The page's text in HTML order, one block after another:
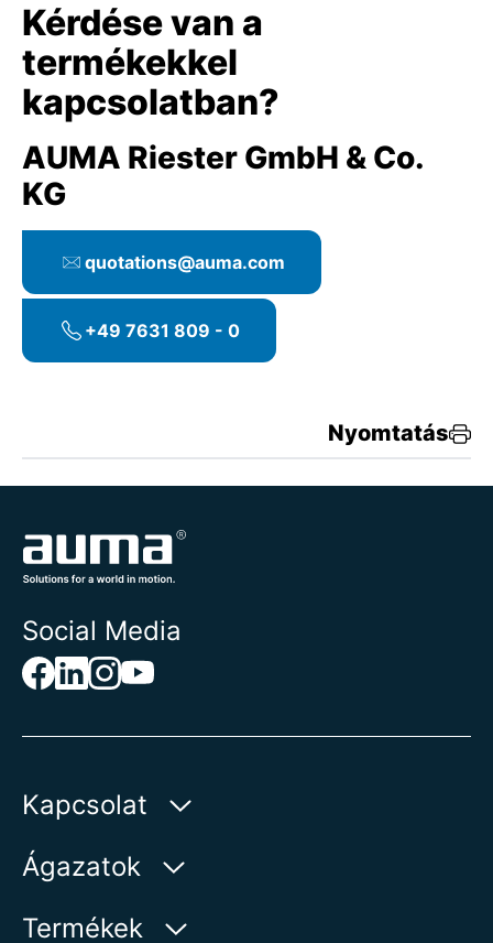
Kérdése van a
termékekkel
kapcsolatban?
AUMA Riester GmbH & Co.
KG
quotations@auma.com
+49 7631 809 - 0
Nyomtatás
Social Media
Kapcsolat
AUMA Riester
Aumastr 1
Ágazatok
Víz
Termékek